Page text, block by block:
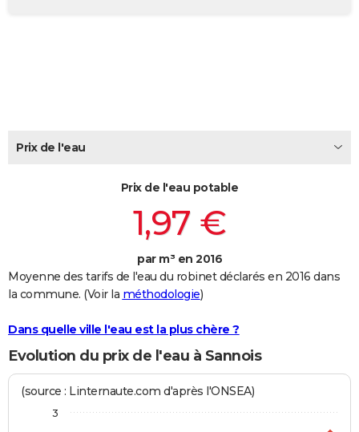
Carte de Noël
Carte Bonne année
Carte Saint-Valentin
Carte Pâques
Carte d'anniversaire
DICTIONNAIRE
FORUM
Prix de l'eau
Prix de l'eau potable
1,97 €
par m³ en 2016
Moyenne des tarifs de l'eau du robinet déclarés en 2016 dans
la commune. (Voir la méthodologie)
Dans quelle ville l'eau est la plus chère ?
Evolution du prix de l'eau à Sannois
(source : Linternaute.com d'après l'ONSEA)
3